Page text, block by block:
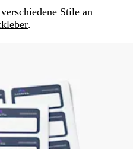
Stile an
.